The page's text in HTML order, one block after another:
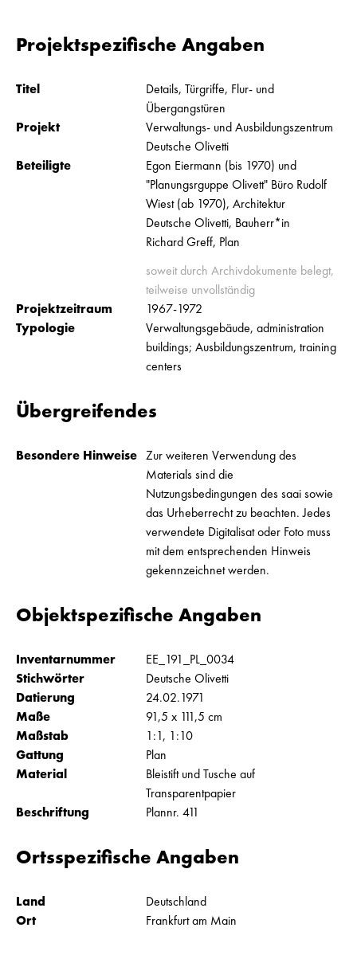
Projektspezifische Angaben
Titel
Details, Türgriffe, Flur- und
Übergangstüren
Projekt
Verwaltungs- und Ausbildungszentrum
Deutsche Olivetti
Beteiligte
Egon Eiermann (bis 1970) und
"Planungsrguppe Olivett" Büro Rudolf
Wiest (ab 1970), Architektur
Deutsche Olivetti, Bauherr*in
Richard Greff, Plan
soweit durch Archivdokumente belegt,
teilweise unvollständig
Projektzeitraum
1967-1972
Typologie
Verwaltungsgebäude, administration
buildings; Ausbildungszentrum, training
centers
Übergreifendes
Besondere Hinweise Zur weiteren Verwendung des
Materials sind die
Nutzungsbedingungen des saai sowie
das Urheberrecht zu beachten. Jedes
verwendete Digitalisat oder Foto muss
mit dem entsprechenden Hinweis
gekennzeichnet werden.
Objektspezifische Angaben
Inventarnummer
EE_191_PL_0034
Stichwörter
Deutsche Olivetti
Datierung
24.02.1971
Maße
91,5 x 111,5 cm
Maßstab
1:1, 1:10
Gattung
Plan
Material
Bleistift und Tusche auf
Transparentpapier
Beschriftung
Plannr. 411
Ortsspezifische Angaben
Land
Deutschland
Ort
Frankfurt am Main